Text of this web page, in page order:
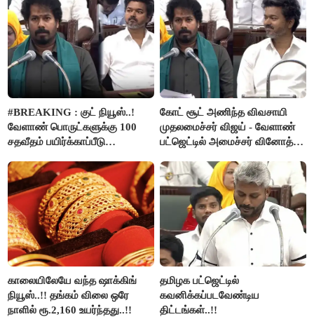
#BREAKING : குட் நியூஸ்..!
வேளாண் பொருட்களுக்கு 100
சதவீதம் பயிர்க்காப்பீடு
வினோத்..!
கோட் சூட் அணிந்த விவசாயி
முதலமைச்சர் விஜய் - வேளாண்
பட்ஜெட்டில் அமைச்சர் வினோத்
காலையிலேயே வந்த ஷாக்கிங்
நியூஸ்..!! தங்கம் விலை ஒரே
நாளில் ரூ.2,160 உயர்ந்தது..!!
தமிழக பட்ஜெட்டில்
கவனிக்கப்படவேண்டிய
திட்டங்கள்..!!